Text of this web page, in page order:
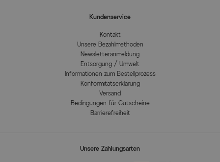
Kundenservice
Kontakt
Unsere Bezahlmethoden
Newsletteranmeldung
Entsorgung / Umwelt
Informationen zum Bestellprozess
Konformitätserklärung
Versand
Bedingungen für Gutscheine
Barrierefreiheit
Unsere Zahlungsarten